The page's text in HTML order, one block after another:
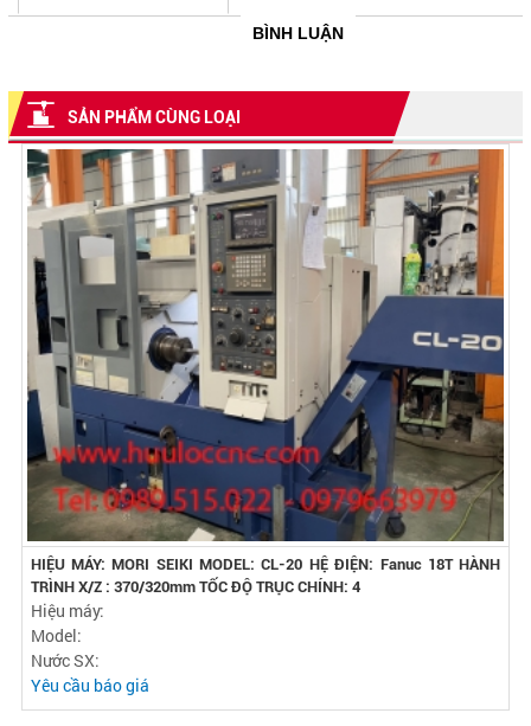
BÌNH LUẬN
SẢN PHẨM CÙNG LOẠI
HIỆU MÁY: MORI SEIKI MODEL: CL-20 HỆ ĐIỆN: Fanuc 18T HÀNH
TRÌNH X/Z : 370/320mm TỐC ĐỘ TRỤC CHÍNH: 4
Hiệu máy:
Model:
Nước SX:
Yêu cầu báo giá